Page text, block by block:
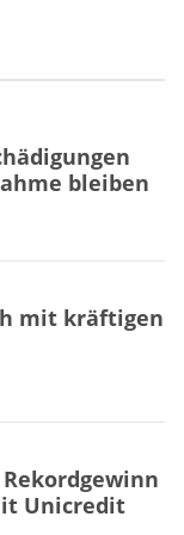
bleiben
mit kräftigen
Unicredit